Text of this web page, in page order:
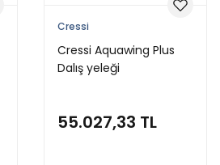
Cressi
Cressi Aquawing Plus
Dalış yeleği
55.027,33 TL